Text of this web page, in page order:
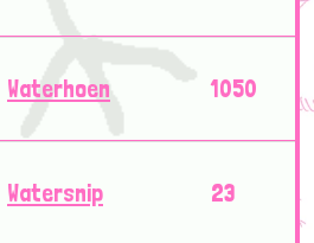
Waterhoen 1050
Watersnip 23